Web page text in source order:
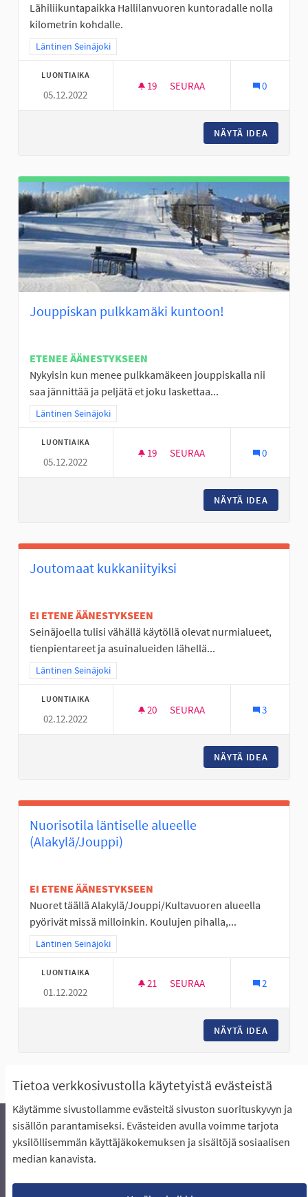
Tietoa verkkosivustolla käytetyistä evästeistä
Käytämme sivustollamme evästeitä sivuston suorituskyvyn ja
sisällön parantamiseksi. Evästeiden avulla voimme tarjota
yksilöllisemmän käyttäjäkokemuksen ja sisältöjä sosiaalisen
median kanavista.
Lähiliikuntapaikka Hallilanvuoren kuntoradalle nolla
kilometrin kohdalle.
Rajaa tulokset teeman mukaan: Läntinen Seinäjoki
Läntinen Seinäjoki
LUONTIAIKA
05.12.2022
19 19 SEURAAJAA
SEURAA 0
NÄYTÄ IDEA
Jouppiskan pulkkamäki kuntoon!
ETENEE ÄÄNESTYKSEEN
Nykyisin kun menee pulkkamäkeen jouppiskalla nii
saa jännittää ja peljätä et joku laskettaa...
Rajaa tulokset teeman mukaan: Läntinen Seinäjoki
Läntinen Seinäjoki
LUONTIAIKA
05.12.2022
19 19 SEURAAJAA
SEURAA 0
NÄYTÄ IDEA
Joutomaat kukkaniityiksi
EI ETENE ÄÄNESTYKSEEN
Seinäjoella tulisi vähällä käytöllä olevat nurmialueet,
tienpientareet ja asuinalueiden lähellä...
Rajaa tulokset teeman mukaan: Läntinen Seinäjoki
Läntinen Seinäjoki
LUONTIAIKA
02.12.2022
20 20 SEURAAJAA
SEURAA 3
NÄYTÄ IDEA
Nuorisotila läntiselle alueelle
(Alakylä/Jouppi)
EI ETENE ÄÄNESTYKSEEN
Nuoret täällä Alakylä/Jouppi/Kultavuoren alueella
pyörivät missä milloinkin. Koulujen pihalla,...
Rajaa tulokset teeman mukaan: Läntinen Seinäjoki
Läntinen Seinäjoki
LUONTIAIKA
01.12.2022
21 21 SEURAAJAA
SEURAA 2
NÄYTÄ IDEA
Näytä kaikki peruutetut ideat
Äänestyksen pikaohjeet
Usein kysytyt kysymykset
Näin äänestät Asukasbudjetissa